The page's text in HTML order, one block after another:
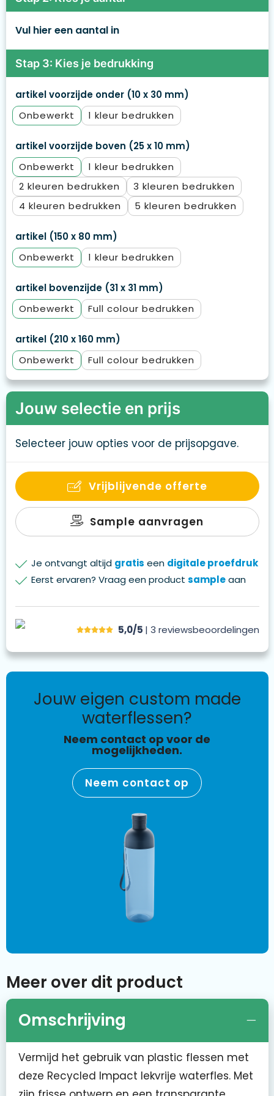
Vul hier een aantal in
Stap 3: Kies je bedrukking
artikel voorzijde onder (10 x 30 mm)
Onbewerkt
1
artikel voorzijde boven (25 x 10 mm)
Onbewerkt
1
2
3
4
5
artikel (150 x 80 mm)
Onbewerkt
1
artikel bovenzijde (31 x 31 mm)
Onbewerkt
Full colour
artikel (210 x 160 mm)
Onbewerkt
Full colour
Jouw selectie en prijs
Selecteer jouw opties voor de prijsopgave.
Vrijblijvende offerte
Sample aanvragen
Je ontvangt altijd gratis een digitale proefdruk
Eerst ervaren? Vraag een product sampleaan
5,0/5 | 3 reviewsbeoordelingen
jouw eigen custom made
waterflessen?
Neem contact op voor de
mogelijkheden.
Neem contact op
Meer over dit product
Omschrijving
Vermijd het gebruik van plastic flessen met
deze Recycled Impact lekvrije waterfles. Met